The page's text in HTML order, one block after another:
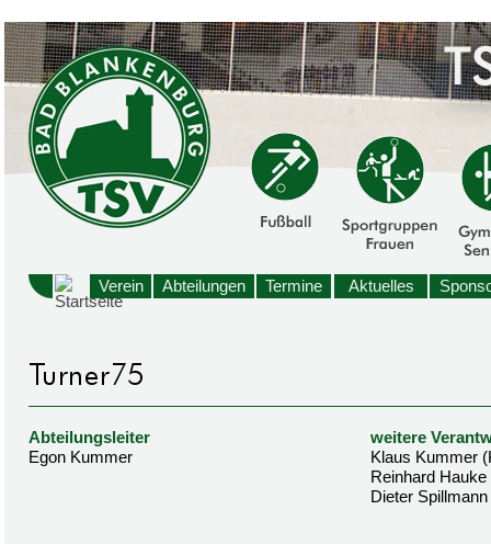
Verein Abteilungen Termine Aktuelles
Abteilungsleiter
weitere
Egon Kummer
Klaus Kummer
Reinhard Hauke
Dieter Spillmann